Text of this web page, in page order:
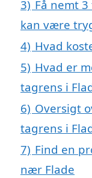
3) Få nemt
kan være
4) Hvad
5) Hvad er
tagrens i
6) Oversigt
tagrens i
7) Find en
nær Flade